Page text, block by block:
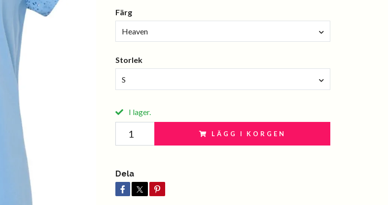
Färg
Heaven
Storlek
S
I lager.
LÄGG I KORGEN
Dela